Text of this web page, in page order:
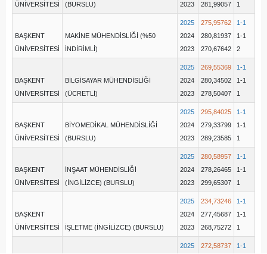
ÜNİVERSİTESİ
(BURSLU)
2023
281,99057
1
BAŞKENT
ÜNİVERSİTESİ
MAKİNE MÜHENDİSLİĞİ (%50
İNDİRİMLİ)
2025
2024
2023
275,95762
280,81937
270,67642
1-1
1-1
2
BAŞKENT
ÜNİVERSİTESİ
BİLGİSAYAR MÜHENDİSLİĞİ
(ÜCRETLİ)
2025
2024
2023
269,55369
280,34502
278,50407
1-1
1-1
1
BAŞKENT
ÜNİVERSİTESİ
BİYOMEDİKAL MÜHENDİSLİĞİ
(BURSLU)
2025
2024
2023
295,84025
279,33799
289,23585
1-1
1-1
1
BAŞKENT
ÜNİVERSİTESİ
İNŞAAT MÜHENDİSLİĞİ
(İNGİLİZCE) (BURSLU)
2025
2024
2023
280,58957
278,26465
299,65307
1-1
1-1
1
BAŞKENT
ÜNİVERSİTESİ
İŞLETME (İNGİLİZCE) (BURSLU)
2025
2024
2023
234,73246
277,45687
268,75272
1-1
1-1
1
2025 272,58737 1-1